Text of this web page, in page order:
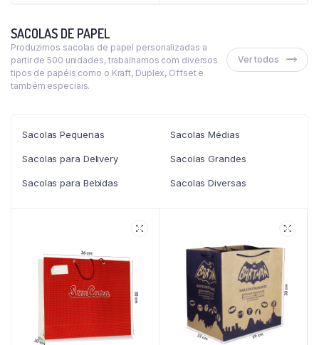
SACOLAS DE PAPEL
Produzimos sacolas de papel personalizadas a
partir de 500 unidades, trabalhamos com diversos
tipos de papéis como o Kraft, Duplex, Offset e
também especiais.
Ver todos
Sacolas Pequenas Sacolas Médias
Sacolas para Delivery Sacolas Grandes
Sacolas para Bebidas Sacolas Diversas